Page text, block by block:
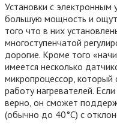
Установки с
большую мощность и
того что в них
многоступенчатой
дорогие. Кроме того
имеется несколько
микропроцессор, который
работу нагревателей.
верно, он сможет
(обычно до 40°С) с